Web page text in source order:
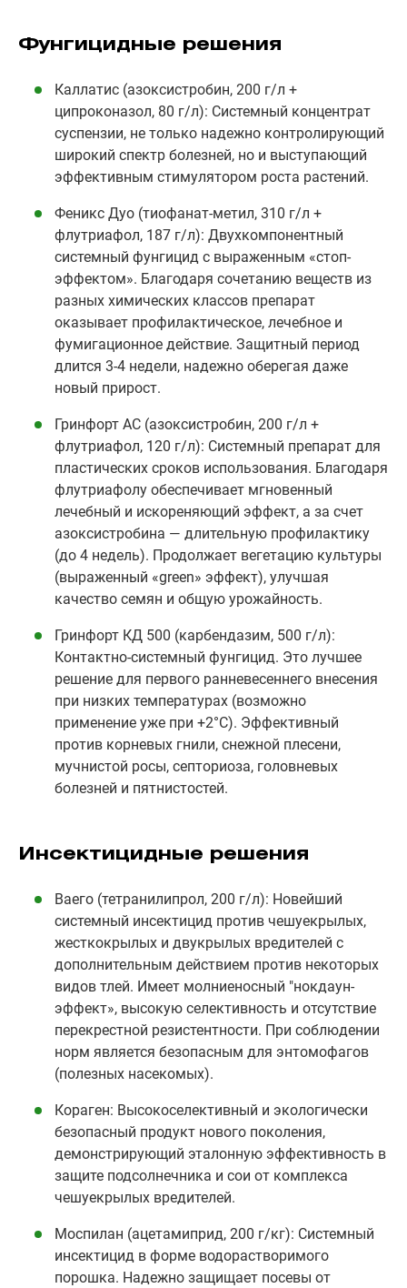
Фунгицидные решения
Каллатис (азоксистробин, 200 г/л +
ципроконазол, 80 г/л): Системный концентрат
суспензии, не только надежно контролирующий
широкий спектр болезней, но и выступающий
эффективным стимулятором роста растений.
Феникс Дуо (тиофанат-метил, 310 г/л +
флутриафол, 187 г/л): Двухкомпонентный
системный фунгицид с выраженным «стоп-
эффектом». Благодаря сочетанию веществ из
разных химических классов препарат
оказывает профилактическое, лечебное и
фумигационное действие. Защитный период
длится 3-4 недели, надежно оберегая даже
новый прирост.
Гринфорт АС (азоксистробин, 200 г/л +
флутриафол, 120 г/л): Системный препарат для
пластических сроков использования. Благодаря
флутриафолу обеспечивает мгновенный
лечебный и искореняющий эффект, а за счет
азоксистробина — длительную профилактику
(до 4 недель). Продолжает вегетацию культуры
(выраженный «green» эффект), улучшая
качество семян и общую урожайность.
Гринфорт КД 500 (карбендазим, 500 г/л):
Контактно-системный фунгицид. Это лучшее
решение для первого ранневесеннего внесения
при низких температурах (возможно
применение уже при +2°C). Эффективный
против корневых гнили, снежной плесени,
мучнистой росы, септориоза, головневых
болезней и пятнистостей.
Инсектицидные решения
Ваего (тетранилипрол, 200 г/л): Новейший
системный инсектицид против чешуекрылых,
жесткокрылых и двукрылых вредителей с
дополнительным действием против некоторых
видов тлей. Имеет молниеносный "нокдаун-
эффект», высокую селективность и отсутствие
перекрестной резистентности. При соблюдении
норм является безопасным для энтомофагов
(полезных насекомых).
Кораген: Высокоселективный и экологически
безопасный продукт нового поколения,
демонстрирующий эталонную эффективность в
защите подсолнечника и сои от комплекса
чешуекрылых вредителей.
Моспилан (ацетамиприд, 200 г/кг): Системный
инсектицид в форме водорастворимого
порошка. Надежно защищает посевы от